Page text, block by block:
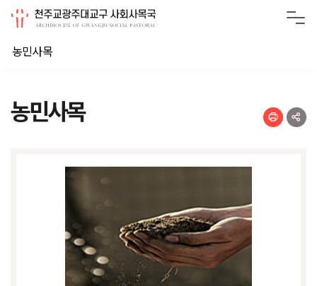
농민사목
농민사목